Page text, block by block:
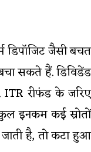
जैसी बचत
सकते हैं. डिविडेंड
रीफंड के जरिए
इनकम कई स्रोतों
है, तो कटा हुआ